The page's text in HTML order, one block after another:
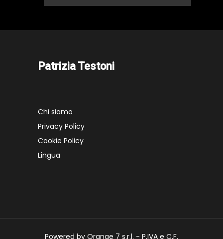
Patrizia Testoni
Chi siamo
Privacy Policy
Cookie Policy
Lingua
Powered by Orange 7 s.r.l. - P.IVA e C.F.